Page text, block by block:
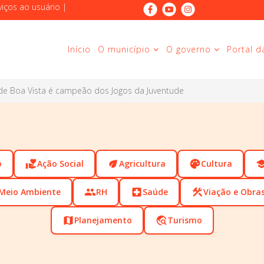
ao usuário |
Início O município O governo Portal
Boa Vista é campeão dos Jogos da Juventude
volunteer_activismAção Social ecoAgricultura paletteCultura
Ambiente peopleRH local_hospitalSaúde constructionViação e
map Planejamento travel_exploreTurismo